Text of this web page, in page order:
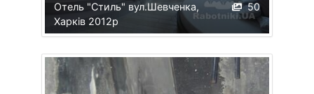
50
Отель "Стиль" вул.Шевченка,
Харків 2012р